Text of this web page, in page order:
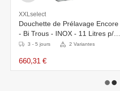
XXLselect
Douchette de Prélavage Encore
- Bi Trous - INOX - 11 Litres p/m
- (H)890mm
3 - 5 jours 2 Variantes
660,31 €